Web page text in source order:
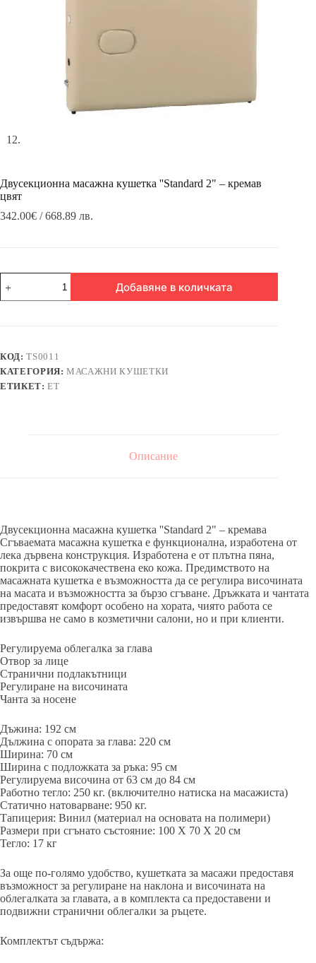
Двусекционна масажна кушетка ''Standard 2" – кремав
цвят
342.00€ / 668.89 лв.
за
Двусекционна
-
кремав
цвят
Добавяне в количката
КОД:TS0011
КАТЕГОРИЯ:МАСАЖНИ КУШЕТКИ
ЕТИКЕТ:ЕТ
Описание
Двусекционна масажна кушетка ''Standard 2" – кремава
Сгъваемата масажна кушетка е функционална, изработена от
лека дървена конструкция. Изработена е от плътна пяна,
покрита с висококачествена еко кожа. Предимството на
масажната кушетка е възможността да се регулира височината
на масата и възможността за бързо сгъване. Дръжката и чантата
предоставят комфорт особено на хората, чиято работа се
извършва не само в козметични салони, но и при клиенти.
Регулируема облегалка за глава
Oтвор за лице
Странични подлакътници
Регулиране на височината
Чанта за носене
Дъжина: 192 см
Дължина с опората за глава: 220 см
Ширина: 70 см
Ширина с подложката за ръка: 95 см
Регулируема височина от 63 см до 84 см
Работно тегло: 250 кг. (включително натиска на масажиста)
Статично натоварване: 950 кг.
Тапицерия: Винил (материал на основата на полимери)
Размери при сгънато състояние: 100 Х 70 Х 20 см
Тегло: 17 кг
За още по-голямо удобство, кушетката за масажи предоставя
възможност за регулиране на наклона и височината на
облегалката за главата, а в комплекта са предоставени и
подвижни странични облегалки за ръцете.
Комплектът съдържа: